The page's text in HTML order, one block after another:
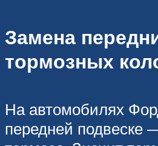
Замена
тормозных
На автомобилях
передней подвеске